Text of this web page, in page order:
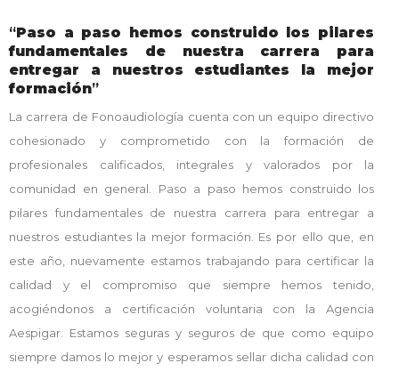
“Paso a paso hemos construido los pilares
fundamentales de nuestra carrera para
entregar a nuestros estudiantes la mejor
formación”
La carrera de Fonoaudiología cuenta con un equipo directivo
cohesionado y comprometido con la formación de
profesionales calificados, integrales y valorados por la
comunidad en general. Paso a paso hemos construido los
pilares fundamentales de nuestra carrera para entregar a
nuestros estudiantes la mejor formación. Es por ello que, en
este año, nuevamente estamos trabajando para certificar la
calidad y el compromiso que siempre hemos tenido,
acogiéndonos a certificación voluntaria con la Agencia
Aespigar. Estamos seguras y seguros de que como equipo
siempre damos lo mejor y esperamos sellar dicha calidad con